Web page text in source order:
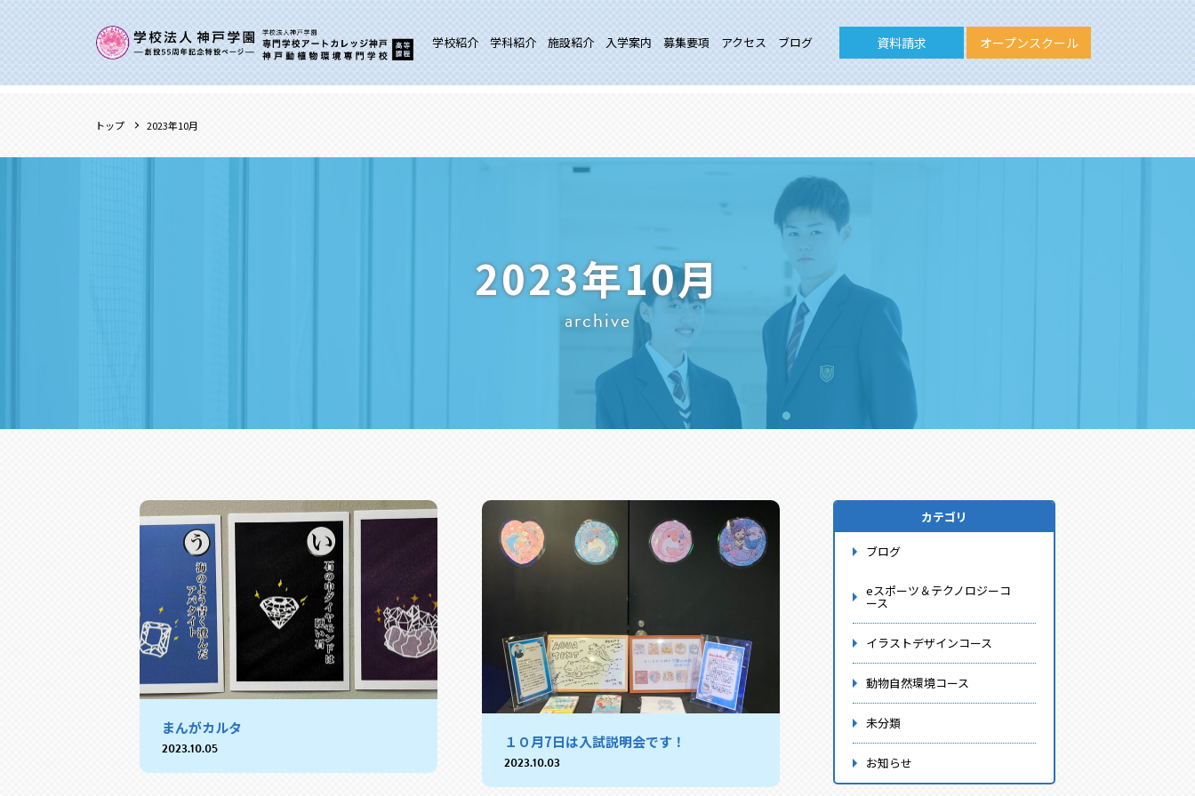
学校紹介 学科紹介 施設紹介 入学案内 募集要項 アクセス ブログ 資料請求 オープンスクール
トップ 2023年10月
2023年10月
archive
まんがカルタ
2023.10.05 １０月7日は入試説明会です！
2023.10.03
カテゴリ
ブログ
eスポーツ＆テクノロジーコ
ース
イラストデザインコース
動物自然環境コース
未分類
お知らせ